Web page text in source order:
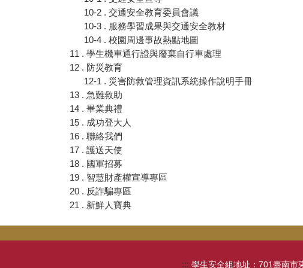
10-2 . 交通安全教育委員會議
10-3 . 服務學習成果與交通安全教材
10-4 . 校園周邊事故熱點地圖
11 . 學生機車通行證與廢棄自行車處理
12 . 防災教育
12-1 . 災害防救管理資訊系統操作說明手冊
13 . 急難救助
14 . 畢業典禮
15 . 成功登大人
16 . 聯絡我們
17 . 護送天使
18 . 國軍招募
19 . 智慧財產權宣導專區
20 . 反詐騙專區
21 . 新鮮人寶典
::: 學生安全組地址：701臺南市